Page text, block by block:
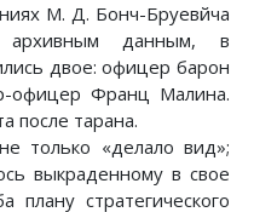
М. Д. Бонч-Бруевйча
архивным данным, в
двое: офицер барон
офицер Франц Малина.
после тарана.
только «делало вид»;
выкраденному в свое
плану стратегического